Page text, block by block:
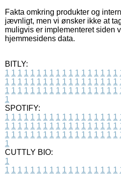
Fakta omkring produkter og
jævnligt, men vi ønsker ikke at
muligvis er implementeret siden
hjemmesidens data.
BITLY:
1 1 1 1 1 1 1 1 1 1 1 1 1 1 1 1 1 1
1 1 1 1 1 1 1 1 1 1 1 1 1 1 1 1 1 1
1 1 1 1 1 1 1 1 1 1 1 1 1 1 1 1 1 1
1
SPOTIFY:
1 1 1 1 1 1 1 1 1 1 1 1 1 1 1 1 1 1
1 1 1 1 1 1 1 1 1 1 1 1 1 1 1 1 1 1
1 1 1 1 1 1 1 1 1 1 1 1 1 1 1 1 1 1
1
CUTTLY BIO:
1
1 1 1 1 1 1 1 1 1 1 1 1 1 1 1 1 1 1